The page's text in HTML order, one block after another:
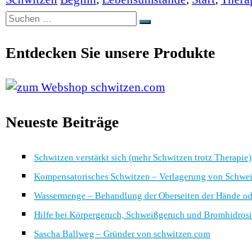
Suchen
Suchen
Entdecken Sie unsere Produkte
Neueste Beiträge
Schwitzen verstärkt sich (mehr Schwitzen trotz Therapie)
Kompensatorisches Schwitzen – Verlagerung von
Wassermenge – Behandlung der Oberseiten der Hände
Hilfe bei Körpergeruch, Schweißgeruch und
Sascha Ballweg – Gründer von schwitzen.com